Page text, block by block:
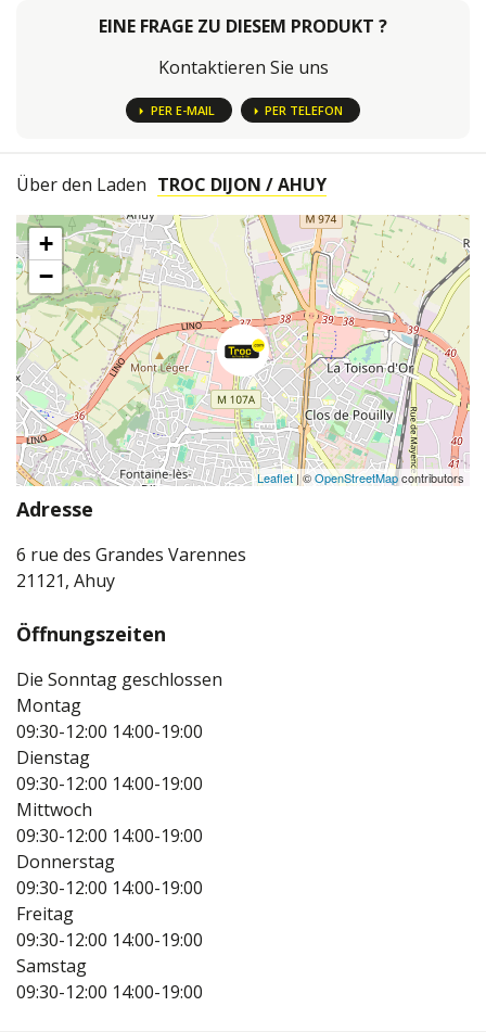
EINE FRAGE ZU DIESEM PRODUKT ?
Kontaktieren Sie uns
PER E-MAIL PER TELEFON
Über den Laden TROC DIJON / AHUY
+
−
Leaflet | ©OpenStreetMapcontributors
Adresse
6 rue des Grandes Varennes
21121, Ahuy
Öffnungszeiten
Die Sonntag geschlossen
Montag
09:30-12:00 14:00-19:00
Dienstag
09:30-12:00 14:00-19:00
Mittwoch
09:30-12:00 14:00-19:00
Donnerstag
09:30-12:00 14:00-19:00
Freitag
09:30-12:00 14:00-19:00
Samstag
09:30-12:00 14:00-19:00